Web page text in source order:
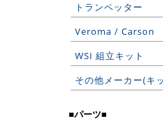
トランペッター
Veroma / Carson
WSI 組立キット
その他メーカー(キ
■パーツ■